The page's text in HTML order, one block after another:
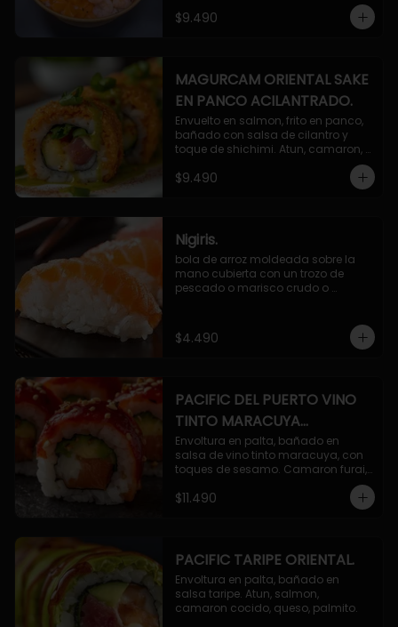
$9.490
MAGURCAM ORIENTAL SAKE
EN PANCO ACILANTRADO.
Envuelto en salmon, frito en panco,
bañado con salsa de cilantro y
toque de shichimi. Atun, camaron,
$9.490
Nigiris.
bola de arroz moldeada sobre la
mano cubierta con un trozo de
pescado o marisco crudo o
$4.490
PACIFIC DEL PUERTO VINO
TINTO MARACUYA
ORIENTAL.
Envoltura en palta, bañado en
salsa de vino tinto maracuya, con
toques de sesamo. Camaron furai,
$11.490
PACIFIC TARIPE ORIENTAL.
Envoltura en palta, bañado en
salsa taripe. Atun, salmon,
camaron cocido, queso, palmito.